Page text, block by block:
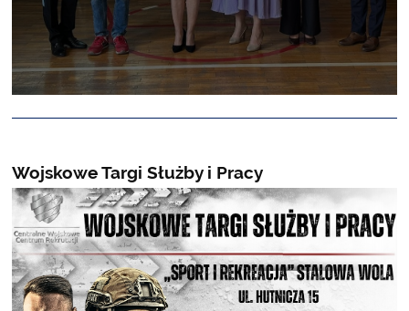
Wojskowe Targi Służby i Pracy